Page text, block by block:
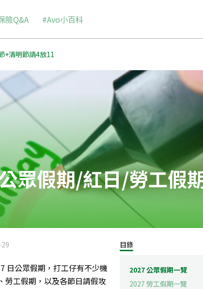
險Q&A #Avo小百科
+清明節請4放11
眾假期/紅日/勞工假
日公眾假期，打工仔有不少機
勞工假期，以及各節日請假攻
目錄
2027 公眾假期一覽
2027 勞工假期一覽